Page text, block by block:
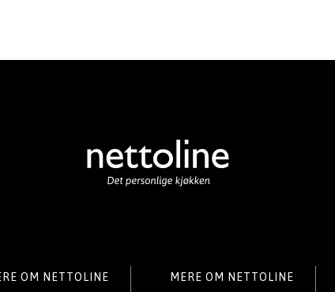
OM NETTOLINE MERE OM NETTOLINE